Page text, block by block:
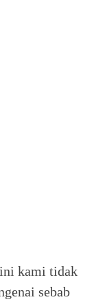
ini kami tidak
sebab